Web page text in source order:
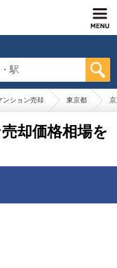
駅
ンション売却 東京都
却価格相場を